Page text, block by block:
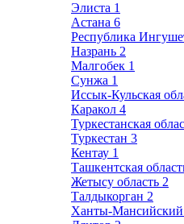
Элиста 1
Астана 6
Республика
Назрань 2
Малгобек 1
Сунжа 1
Иссык-Кульская
Каракол 4
Туркестанская
Туркестан 3
Кентау 1
Ташкентская
Жетысу область 2
Талдыкорган 2
Ханты-